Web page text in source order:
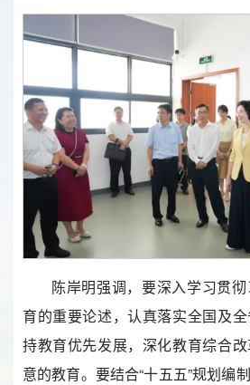
陈岸明强调，要深入学习贯
育的重要论述，认真落实全国及
持教育优先发展，深化教育综合
意的教育。要结合“十五五”规划编